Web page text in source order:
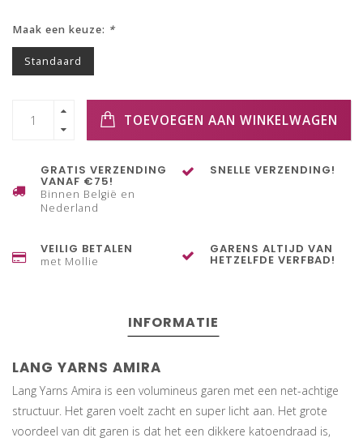
Maak een keuze: *
Standaard
TOEVOEGEN AAN WINKELWAGEN
GRATIS VERZENDING
VANAF €75!
Binnen België en
Nederland
SNELLE VERZENDING!
VEILIG BETALEN
met Mollie
GARENS ALTIJD VAN
HETZELFDE VERFBAD!
INFORMATIE
LANG YARNS AMIRA
Lang Yarns Amira is een volumineus garen met een net-achtige
structuur. Het garen voelt zacht en super licht aan. Het grote
voordeel van dit garen is dat het een dikkere katoendraad is,